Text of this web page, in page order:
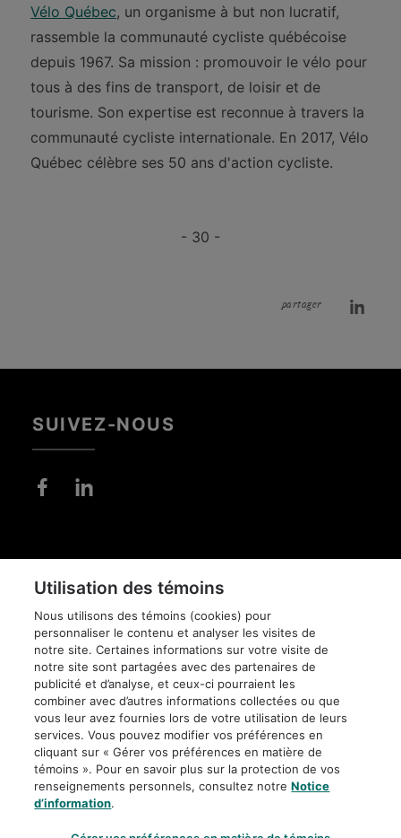
Vélo Québec, un organisme à but non lucratif,
rassemble la communauté cycliste québécoise
depuis 1967. Sa mission : promouvoir le vélo pour
tous à des fins de transport, de loisir et de
tourisme. Son expertise est reconnue à travers la
communauté cycliste internationale. En 2017, Vélo
Québec célèbre ses 50 ans d'action cycliste.
- 30 -
partager
SUIVEZ-NOUS
page
DIFFUSION DE
L'INFORMATION
CONFIDENTIALITÉ
AVIS JURIDIQUE
POLITIQUE
ÉDITORIALE
ACCESSIBILITÉ PLAN DU SITE
PARAMÈTRES DES
TÉMOINS
Utilisation des témoins
Nous utilisons des témoins (cookies) pour
personnaliser le contenu et analyser les visites de
notre site. Certaines informations sur votre visite de
notre site sont partagées avec des partenaires de
publicité et d’analyse, et ceux-ci pourraient les
combiner avec d’autres informations collectées ou que
vous leur avez fournies lors de votre utilisation de leurs
services. Vous pouvez modifier vos préférences en
cliquant sur « Gérer vos préférences en matière de
témoins ». Pour en savoir plus sur la protection de vos
renseignements personnels, consultez notreNotice
d’information.